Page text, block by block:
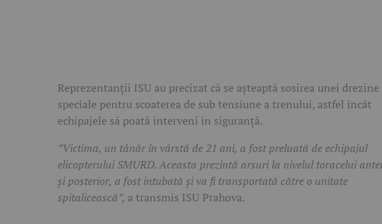
Reprezentanții ISU au precizat că se așteaptă sosirea unei drezine
speciale pentru scoaterea de sub tensiune a trenului, astfel încât
echipajele să poată interveni în siguranță.
”Victima, un tânăr în vârstă de 21 ani, a fost preluată de echipajul
elicopterului SMURD. Aceasta prezintă arsuri la nivelul toracelui
şi posterior, a fost intubată şi va fi transportată către o unitate
spitalicească”, a transmis ISU Prahova.